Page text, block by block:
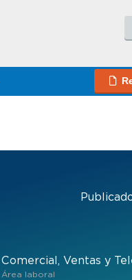
Comercial, Ventas y
Área laboral